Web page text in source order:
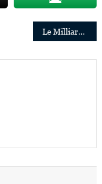
Le Milliardaire Strive Masiyiwa Et Son Épouse Tsitsi Honorés Par La Première Ministre Britannique